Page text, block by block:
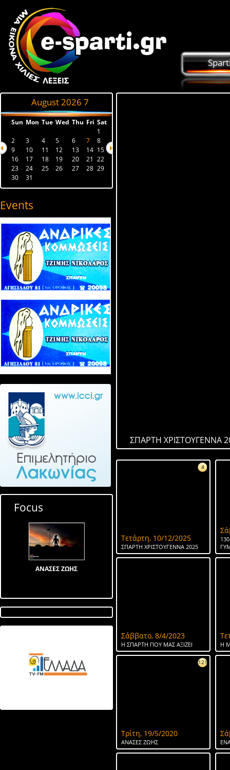
August 2026 7
Sun Mon Tue Wed Thu Fri Sat
1
2
3 4 5 6 7
8
9
10 11 12 13 14 15
16
17 18 19 20 21
22
23
24 25 26 27 28 29
30
31
Events
Focus
ΑΝΑΣΕΣ ΖΩΗΣ
ΤΟ ΝΕΡΟ ΤΗΣ ΣΠΑΡΤΗΣ
ΣΠΑΡΤΗ ΧΡΙΣΤΟΥΓΕΝΝΑ
4
Τετάρτη, 10/12/2025
ΣΠΑΡΤΗ ΧΡΙΣΤΟΥΓΕΝΝΑ 2025
Σάββατο, 8/4/2023
Η ΣΠΑΡΤΗ ΠΟΥ ΜΑΣ ΑΞΙΖΕΙ Η
121
Τρίτη, 19/5/2020
ΑΝΑΣΕΣ ΖΩΗΣ